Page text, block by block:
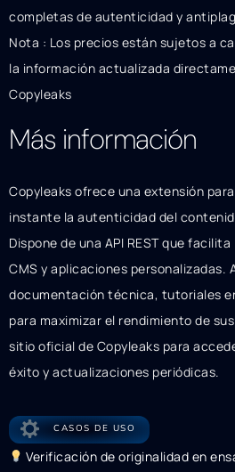
completas de autenticidad y
Nota : Los precios están sujetos a
la información actualizada
Copyleaks
Más información
Copyleaks ofrece una extensión
instante la autenticidad del
Dispone de una API REST que
CMS y aplicaciones personalizadas.
documentación técnica, tutoriales
para maximizar el rendimiento de
sitio oficial de Copyleaks para
éxito y actualizaciones periódicas.
CASOS DE USO
Verificación de originalidad en